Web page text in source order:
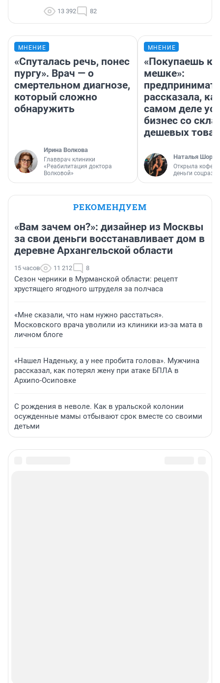
13 392 82
МНЕНИЕ
«Спуталась речь, понес
пургу». Врач — о
смертельном диагнозе,
который сложно
обнаружить
Ирина Волкова
Главврач клиники
«Реабилитация доктора
Волковой»
МНЕНИЕ
«Покупаешь
мешке»:
рассказала,
самом деле
бизнес со
дешевых
Наталья
Открыла
деньги
РЕКОМЕНДУЕМ
«Вам зачем он?»: дизайнер из Москвы
за свои деньги восстанавливает дом в
деревне Архангельской области
15 часов 11 212 8
Сезон черники в Мурманской области: рецепт
хрустящего ягодного штруделя за полчаса
«Мне сказали, что нам нужно расстаться».
Московского врача уволили из клиники из-за мата в
личном блоге
«Нашел Наденьку, а у нее пробита голова». Мужчина
рассказал, как потерял жену при атаке БПЛА в
Архипо-Осиповке
С рождения в неволе. Как в уральской колонии
осужденные мамы отбывают срок вместе со своими
детьми